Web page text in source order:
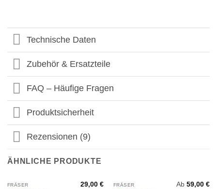
Technische Daten
Zubehör & Ersatzteile
FAQ – Häufige Fragen
Produktsicherheit
Rezensionen (9)
ÄHNLICHE PRODUKTE
FRÄSER 29,00€ FRÄSER Ab59,00€